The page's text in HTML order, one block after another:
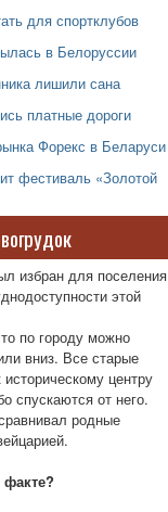
для спортклубов
в Белоруссии
лишили сана
платные дороги
Форекс в Беларуси
фестиваль «Золотой
избран для поселения
этой
по городу можно
вниз. Все старые
центру
спускаются от него.
родные